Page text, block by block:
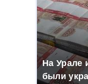
На Урале
были